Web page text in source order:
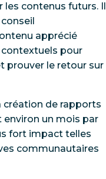
les contenus futurs. Il
apprécié
pour
prouver le retour sur
création de rapports
environ un mois par
fort impact telles
communautaires